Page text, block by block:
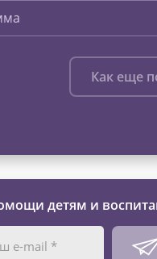
Как еще
детям и